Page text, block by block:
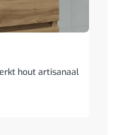
hout artisanaal